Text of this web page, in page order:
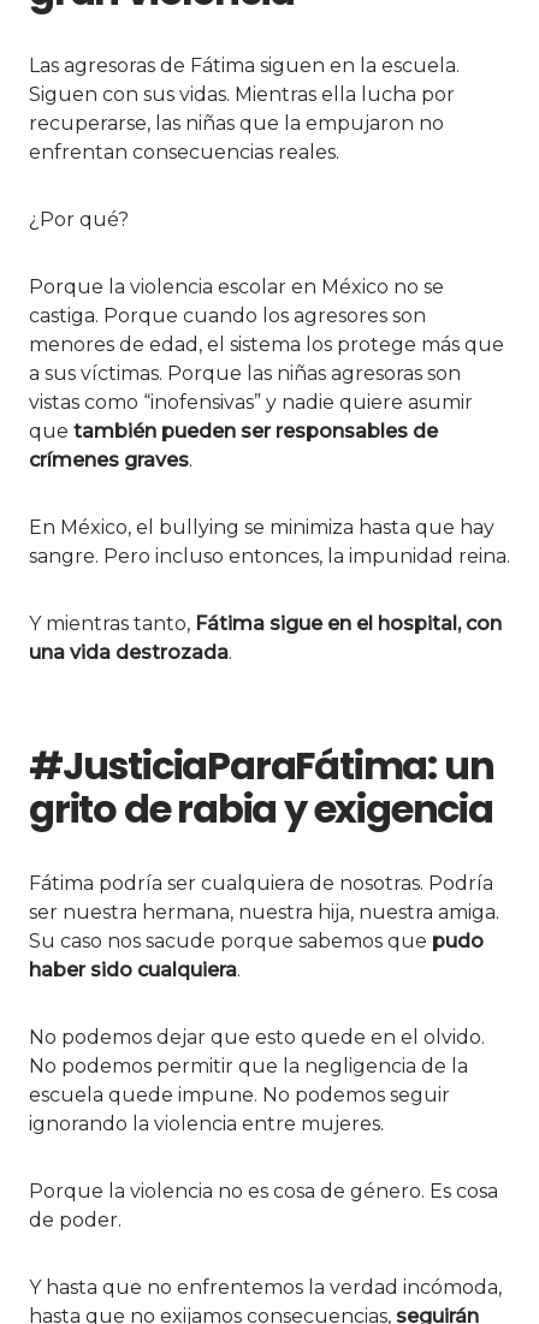
Las agresoras de Fátima siguen en la escuela.
Siguen con sus vidas. Mientras ella lucha por
recuperarse, las niñas que la empujaron no
enfrentan consecuencias reales.
¿Por qué?
Porque la violencia escolar en México no se
castiga. Porque cuando los agresores son
menores de edad, el sistema los protege más que
a sus víctimas. Porque las niñas agresoras son
vistas como “inofensivas” y nadie quiere asumir
que también pueden ser responsables de
crímenes graves.
En México, el bullying se minimiza hasta que hay
sangre. Pero incluso entonces, la impunidad reina.
Y mientras tanto, Fátima sigue en el hospital, con
una vida destrozada.
#JusticiaParaFátima: un
grito de rabia y exigencia
Fátima podría ser cualquiera de nosotras. Podría
ser nuestra hermana, nuestra hija, nuestra amiga.
Su caso nos sacude porque sabemos que pudo
haber sido cualquiera.
No podemos dejar que esto quede en el olvido.
No podemos permitir que la negligencia de la
escuela quede impune. No podemos seguir
ignorando la violencia entre mujeres.
Porque la violencia no es cosa de género. Es cosa
de poder.
Y hasta que no enfrentemos la verdad incómoda,
hasta que no exijamos consecuencias, seguirán